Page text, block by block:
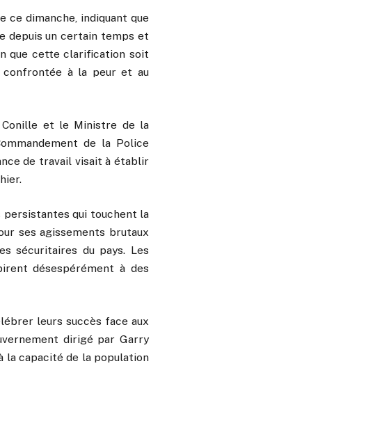
ce dimanche, indiquant que
depuis un certain temps et
que cette clarification soit
confrontée à la peur et au
et le Ministre de la
de la Police
de travail visait à établir
persistantes qui touchent la
ses agissements brutaux
sécuritaires du pays. Les
désespérément à des
leurs succès face aux
dirigé par Garry
la capacité de la population